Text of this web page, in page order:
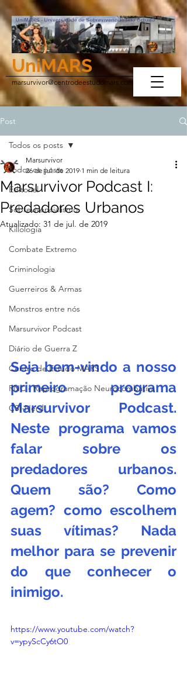
UniMARS
marsurvivor@centrodeestudomars.com
Post
Todos os posts
Editorial
Sobrevivencialismo
Killologia
Combate Extremo
Criminologia
Guerreiros & Armas
Monstros entre nós
Marsurvivor Podcast
Diário de Guerra Z
Centro de Estudo MARS
RNC - Reprogramação Neurocombativa
CSI-Nerd
Todos os posts
Marsurvivor Podcast I:
Predadores Urbanos
Marsurvivor
26 de jul. de 2019 1 min de leitura
Atualizado: 31 de jul. de 2019
Seja bem-vindo a nosso
primeiro programa
Marsurvivor Podcast.
Neste programa vamos
falar sobre os
predadores urbanos.
Quem são? Como
agem? como escolhem
suas vítimas? Nada
melhor para se prevenir
do que conhecer o
inimigo.
https://www.youtube.com/watch?
v=ypyScCy6tO0